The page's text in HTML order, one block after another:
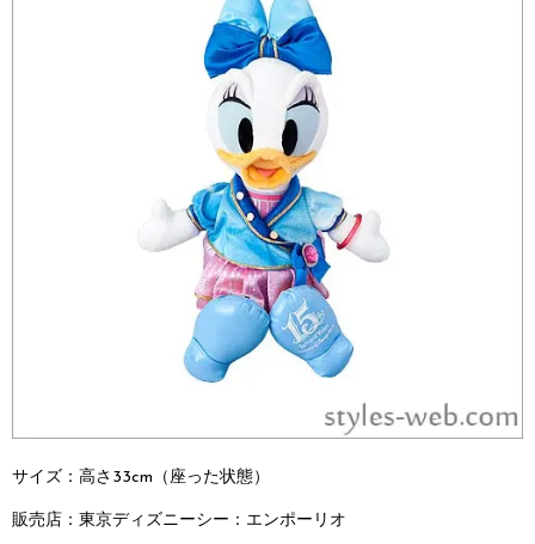
サイズ：高さ33cm（座った状態）
販売店： 東京ディズニーシー： エンポーリオ